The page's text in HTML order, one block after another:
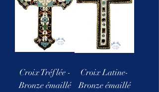
Croix Tréflée -
Bronze émaillé
Croix Latine-
Bronze émaillé